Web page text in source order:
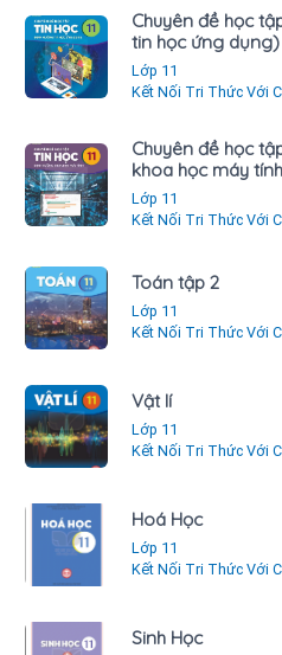
Chuyên đề học
tin học ứng dụng)
Lớp 11
Kết Nối Tri Thức Với
Chuyên đề học
khoa học máy
Lớp 11
Kết Nối Tri Thức Với
Toán tập 2
Lớp 11
Kết Nối Tri Thức Với
Vật lí
Lớp 11
Kết Nối Tri Thức Với
Hoá Học
Lớp 11
Kết Nối Tri Thức Với
Sinh Học